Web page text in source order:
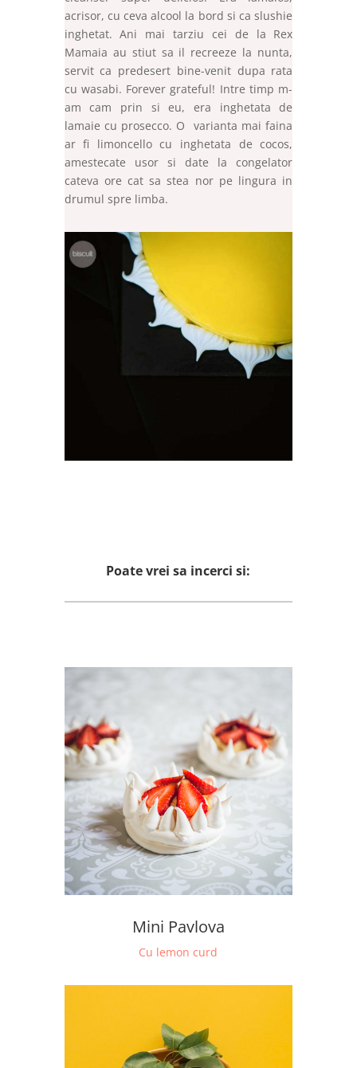
acrisor, cu ceva alcool la bord si ca slushie
inghetat. Ani mai tarziu cei de la Rex
Mamaia au stiut sa il recreeze la nunta,
servit ca predesert bine-venit dupa rata
cu wasabi. Forever grateful! Intre timp m-
am cam prin si eu, era inghetata de
lamaie cu prosecco. O varianta mai faina
ar fi limoncello cu inghetata de cocos,
amestecate usor si date la congelator
cateva ore cat sa stea nor pe lingura in
drumul spre limba.
Poate vrei sa incerci si:
Mini Pavlova
Cu lemon curd